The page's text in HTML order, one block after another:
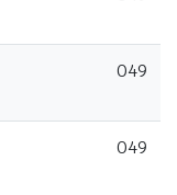
049
049